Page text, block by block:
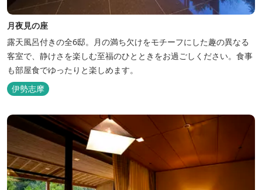
月夜見の座
露天風呂付きの全6邸。月の満ち欠けをモチーフにした趣の異なる
客室で、静けさを楽しむ至福のひとときをお過ごしください。食事
も部屋食でゆったりと楽しめます。
伊勢志摩